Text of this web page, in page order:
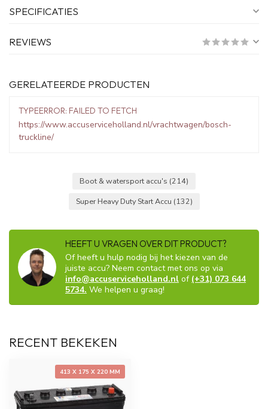
SPECIFICATIES
REVIEWS
GERELATEERDE PRODUCTEN
TYPEERROR: FAILED TO FETCH
https://www.accuserviceholland.nl/vrachtwagen/bosch-
truckline/
Boot & watersport accu's (214)
Super Heavy Duty Start Accu (132)
HEEFT U VRAGEN OVER DIT PRODUCT?
Of heeft u hulp nodig bij het kiezen van de
juiste accu? Neem contact met ons op via
info@accuserviceholland.nl of (+31) 073 644
5734. We helpen u graag!
RECENT BEKEKEN
413 X 175 X 220 MM